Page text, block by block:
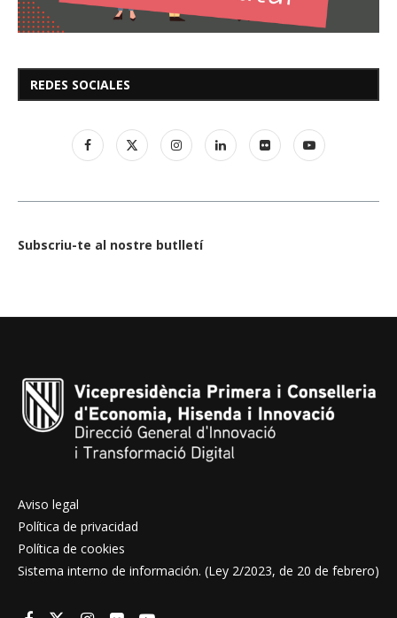
REDES SOCIALES
Subscriu-te al nostre butlletí
Aviso legal
Política de privacidad
Política de cookies
Sistema interno de información. (Ley 2/2023, de 20 de febrero)